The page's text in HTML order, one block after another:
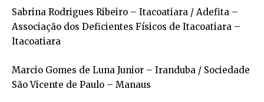
Sabrina Rodrigues Ribeiro – Itacoatiara / Adefita –
Associação dos Deficientes Físicos de Itacoatiara –
Itacoatiara
Marcio Gomes de Luna Junior – Iranduba / Sociedade
São Vicente de Paulo – Manaus